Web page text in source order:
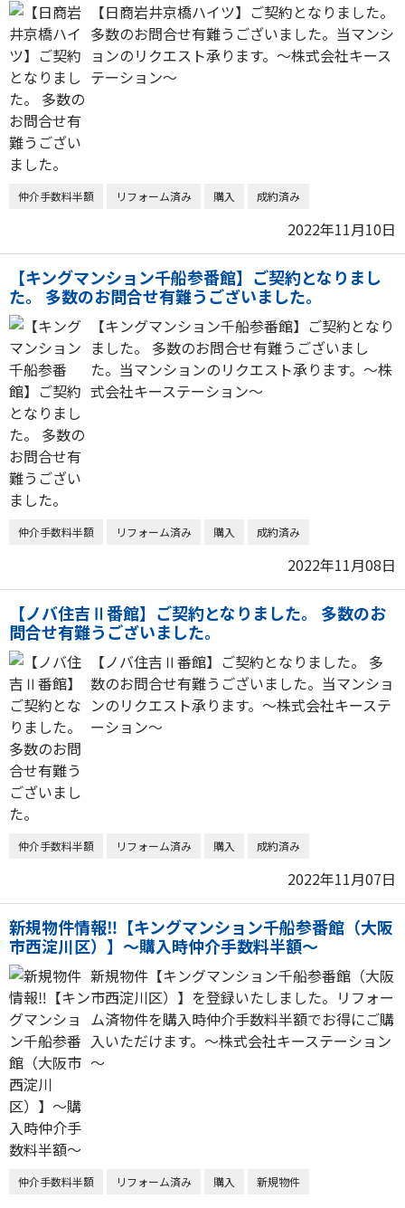
【日商岩井京橋ハイツ】ご契約となりました。
多数のお問合せ有難うございました。当マンシ
ョンのリクエスト承ります。～株式会社キース
テーション～
仲介手数料半額 リフォーム済み 購入 成約済み
2022年11月10日
【キングマンション千船参番館】ご契約となりまし
た。 多数のお問合せ有難うございました。
【キングマンション千船参番館】ご契約となり
ました。 多数のお問合せ有難うございまし
た。当マンションのリクエスト承ります。～株
式会社キーステーション～
仲介手数料半額 リフォーム済み 購入 成約済み
2022年11月08日
【ノバ住吉Ⅱ番館】ご契約となりました。 多数のお
問合せ有難うございました。
【ノバ住吉Ⅱ番館】ご契約となりました。 多
数のお問合せ有難うございました。当マンショ
ンのリクエスト承ります。～株式会社キーステ
ーション～
仲介手数料半額 リフォーム済み 購入 成約済み
2022年11月07日
新規物件情報‼【キングマンション千船参番館（大阪
市西淀川区）】～購入時仲介手数料半額～
新規物件【キングマンション千船参番館（大阪
市西淀川区）】を登録いたしました。リフォー
ム済物件を購入時仲介手数料半額でお得にご購
入いただけます。～株式会社キーステーション
～
仲介手数料半額 リフォーム済み 購入 新規物件